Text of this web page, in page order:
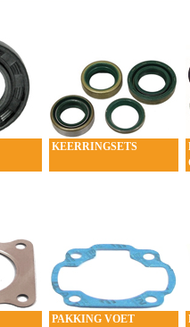
KEERRINGSETS
PAKKING VOET